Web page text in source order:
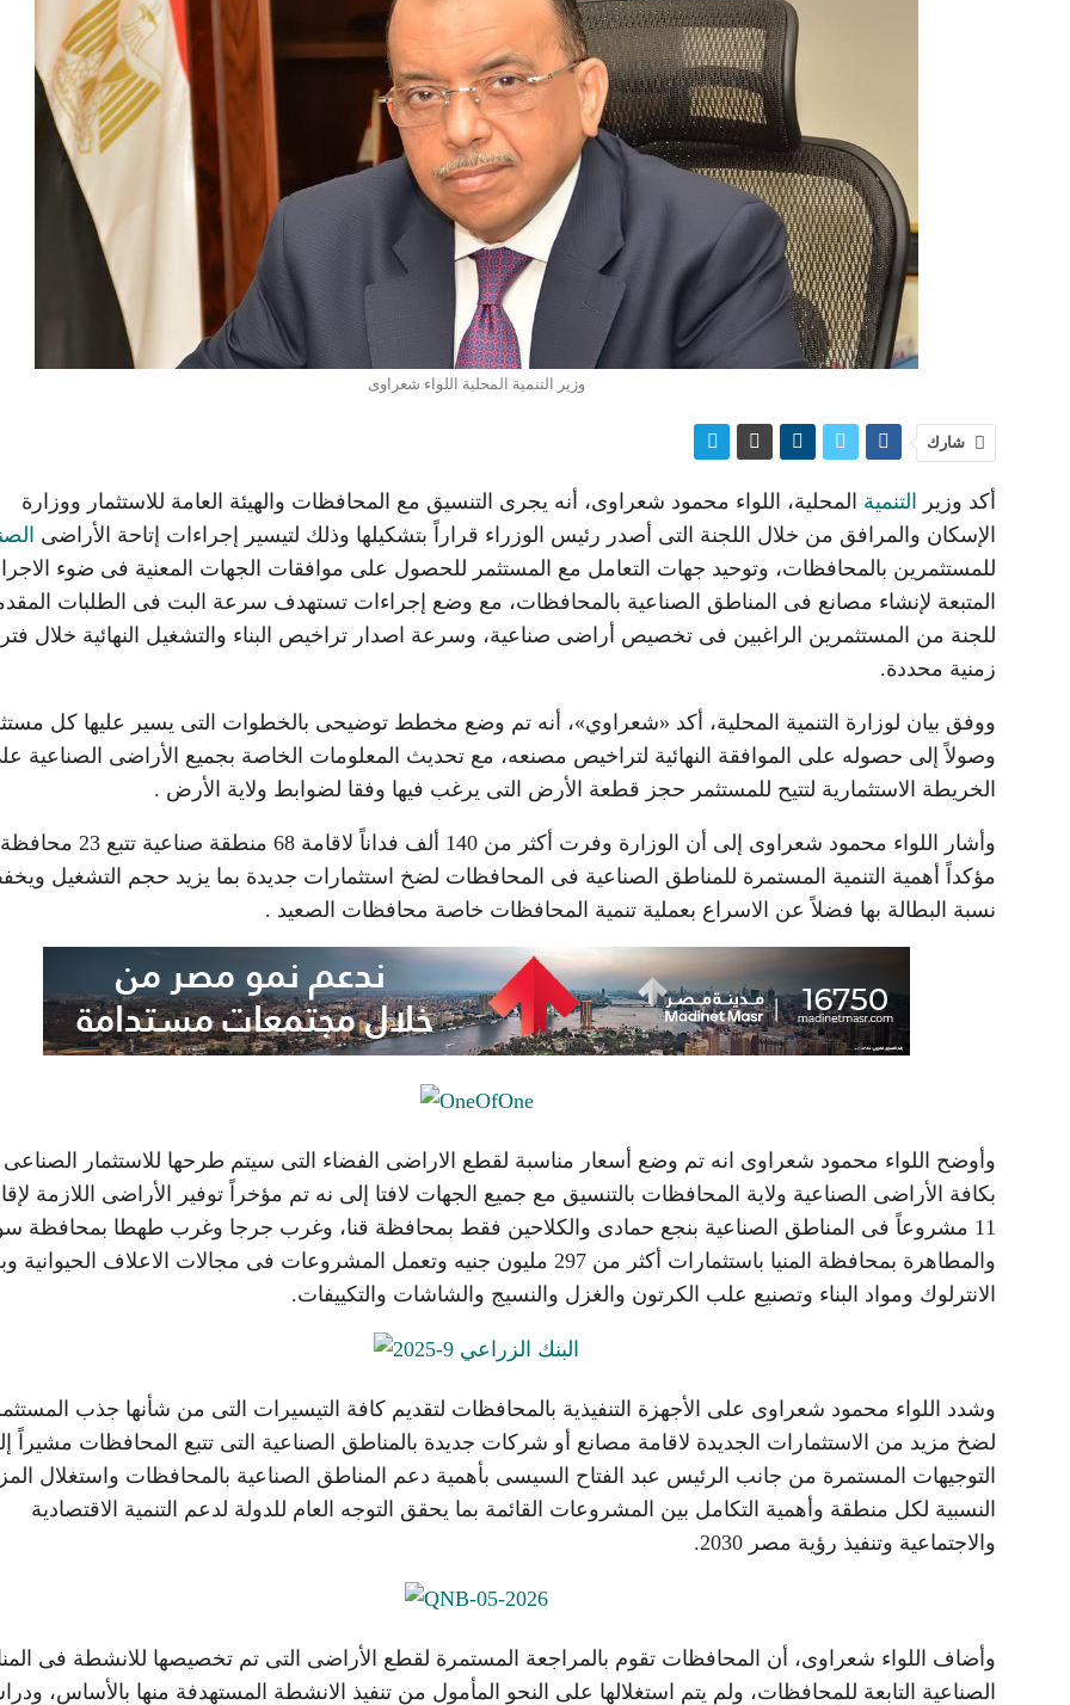
وزير التنمية المحلية اللواء شعراوى
شارك
أكد وزير التنمية المحلية، اللواء محمود شعراوى، أنه يجرى التنسيق مع المحافظات والهيئة العامة للاستثمار ووزارة
الإسكان والمرافق من خلال اللجنة التى أصدر رئيس الوزراء قراراً بتشكيلها وذلك لتيسير إجراءات إتاحة الأراضى
للمستثمرين بالمحافظات، وتوحيد جهات التعامل مع المستثمر للحصول على موافقات الجهات المعنية فى ضوء
المتبعة لإنشاء مصانع فى المناطق الصناعية بالمحافظات، مع وضع إجراءات تستهدف سرعة البت فى الطلبات
للجنة من المستثمرين الراغبين فى تخصيص أراضى صناعية، وسرعة اصدار تراخيص البناء والتشغيل النهائية خلال
زمنية محددة.
ووفق بيان لوزارة التنمية المحلية، أكد «شعراوي»، أنه تم وضع مخطط توضيحى بالخطوات التى يسير عليها كل
وصولاً إلى حصوله على الموافقة النهائية لتراخيص مصنعه، مع تحديث المعلومات الخاصة بجميع الأراضى الصناعية
الخريطة الاستثمارية لتتيح للمستثمر حجز قطعة الأرض التى يرغب فيها وفقا لضوابط ولاية الأرض .
وأشار اللواء محمود شعراوى إلى أن الوزارة وفرت أكثر من 140 ألف فداناً لاقامة 68 منطقة صناعية تتبع 23 محافظة
مؤكداً أهمية التنمية المستمرة للمناطق الصناعية فى المحافظات لضخ استثمارات جديدة بما يزيد حجم التشغيل
نسبة البطالة بها فضلاً عن الاسراع بعملية تنمية المحافظات خاصة محافظات الصعيد .
وأوضح اللواء محمود شعراوى انه تم وضع أسعار مناسبة لقطع الاراضى الفضاء التى سيتم طرحها للاستثمار الصناعى
بكافة الأراضى الصناعية ولاية المحافظات بالتنسيق مع جميع الجهات لافتا إلى نه تم مؤخراً توفير الأراضى اللازمة
11 مشروعاً فى المناطق الصناعية بنجع حمادى والكلاحين فقط بمحافظة قنا، وغرب جرجا وغرب طهطا بمحافظة
والمطاهرة بمحافظة المنيا باستثمارات أكثر من 297 مليون جنيه وتعمل المشروعات فى مجالات الاعلاف
الانترلوك ومواد البناء وتصنيع علب الكرتون والغزل والنسيج والشاشات والتكييفات.
وشدد اللواء محمود شعراوى على الأجهزة التنفيذية بالمحافظات لتقديم كافة التيسيرات التى من شأنها جذب
لضخ مزيد من الاستثمارات الجديدة لاقامة مصانع أو شركات جديدة بالمناطق الصناعية التى تتبع المحافظات مشيراً
التوجيهات المستمرة من جانب الرئيس عبد الفتاح السيسى بأهمية دعم المناطق الصناعية بالمحافظات واستغلال
النسبية لكل منطقة وأهمية التكامل بين المشروعات القائمة بما يحقق التوجه العام للدولة لدعم التنمية الاقتصادية
والاجتماعية وتنفيذ رؤية مصر 2030.
وأضاف اللواء شعراوى، أن المحافظات تقوم بالمراجعة المستمرة لقطع الأراضى التى تم تخصيصها للانشطة فى
الصناعية التابعة للمحافظات، ولم يتم استغلالها على النحو المأمول من تنفيذ الانشطة المستهدفة منها بالأساس،